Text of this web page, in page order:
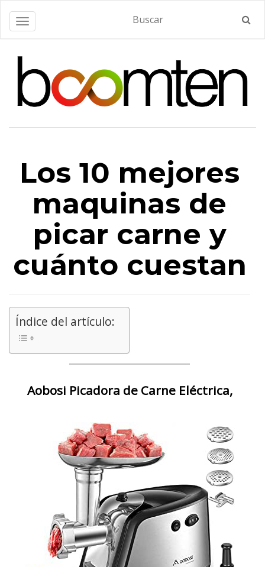
Alternar navegación
Los 10 mejores
maquinas de
picar carne y
cuánto cuestan
Índice del artículo:
Aobosi Picadora de Carne Eléctrica,